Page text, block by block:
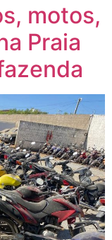
motos,
Praia